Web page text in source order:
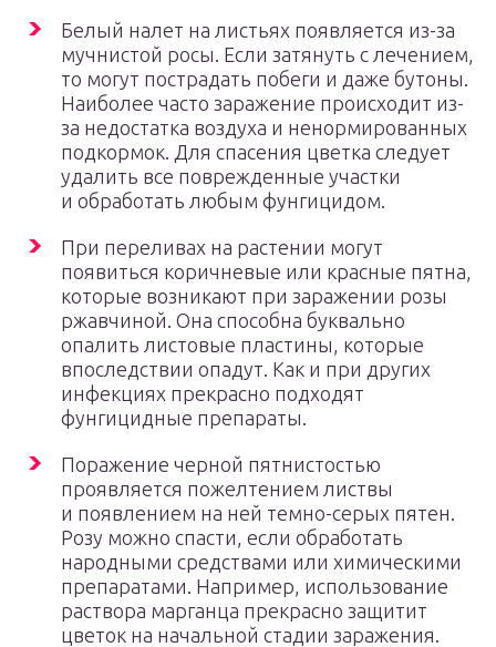
Белый налет на листьях появляется из-за
мучнистой росы. Если затянуть с лечением,
то могут пострадать побеги и даже бутоны.
Наиболее часто заражение происходит из-
за недостатка воздуха и ненормированных
подкормок. Для спасения цветка следует
удалить все поврежденные участки
и обработать любым фунгицидом.
При переливах на растении могут
появиться коричневые или красные пятна,
которые возникают при заражении розы
ржавчиной. Она способна буквально
опалить листовые пластины, которые
впоследствии опадут. Как и при других
инфекциях прекрасно подходят
фунгицидные препараты.
Поражение черной пятнистостью
проявляется пожелтением листвы
и появлением на ней темно-серых пятен.
Розу можно спасти, если обработать
народными средствами или химическими
препаратами. Например, использование
раствора марганца прекрасно защитит
цветок на начальной стадии заражения.